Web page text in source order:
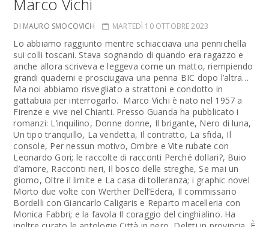
Marco Vichi
DI MAURO SMOCOVICH MARTEDÌ 10 OTTOBRE 2023
Lo abbiamo raggiunto mentre schiacciava una pennichella
sui colli toscani. Stava sognando di quando era ragazzo e
anche allora scriveva e leggeva come un matto, riempiendo
grandi quaderni e prosciugava una penna BIC dopo l’altra…
Ma noi abbiamo risvegliato a strattoni e condotto in
gattabuia per interrogarlo. Marco Vichi è nato nel 1957 a
Firenze e ­vive nel Chianti. Presso Guanda ha pubblicato i
romanzi: L’inquilino, Donne donne, Il brigante, Nero di luna,
Un tipo tranquillo, La vendetta, Il contratto, La sfida, Il
console, Per nessun motivo, Ombre e Vite rubate con
Leonardo Gori; le raccolte di racconti Perché dollari?, Buio
d’amore, Racconti neri, Il bosco delle streghe, Se mai un
giorno, Oltre il limite e La casa di tolleranza; i graphic novel
Morto due volte con Werther Dell’Edera, Il commissario
Bordelli con Giancarlo ­Caligaris e Reparto macelleria con
Monica Fabbri; e la favola Il coraggio del cinghialino. Ha